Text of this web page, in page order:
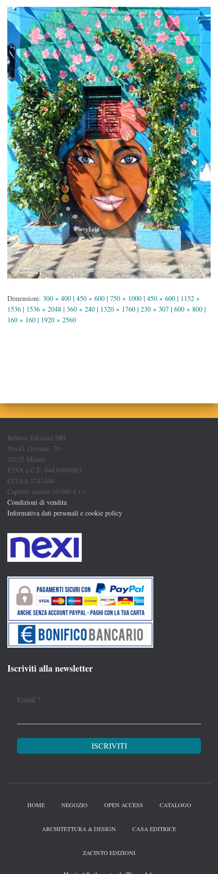
Dimensioni: 300 × 400 | 450 × 600 | 750 × 1000 | 450 × 600 | 1152 ×
1536 | 1536 × 2048 | 360 × 240 | 1320 × 1760 | 230 × 307 | 600 × 800 |
160 × 160 | 1920 × 2560
Biblion Edizioni SRL
Via G. Govone, 70
20155 Milano
P.IVA e C.F. 04430980963
CCIAA 1747448
Capitale sociale 10.000 € i.v.
Condizioni di vendita
Informativa dati personali e cookie policy
Iscriviti alla newsletter
Email *
HOME NEGOZIO OPEN ACCESS CATALOGO
ARCHITETTURA & DESIGN CASA EDITRICE
ZACINTO EDIZIONI